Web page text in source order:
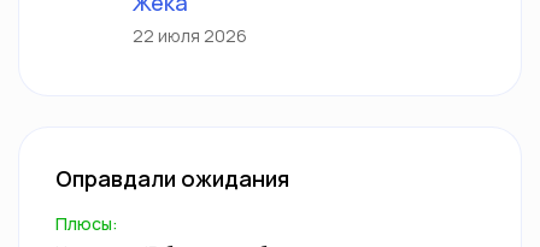
22 июля 2026
Оправдали ожидания
Плюсы: